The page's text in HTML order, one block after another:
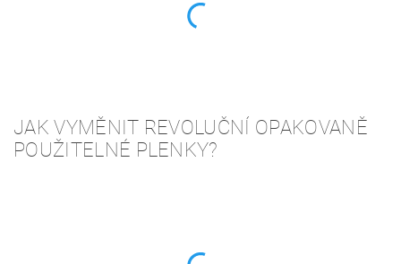
JAK VYMĚNIT REVOLUČNÍ OPAKOVANĚ
POUŽITELNÉ PLENKY?